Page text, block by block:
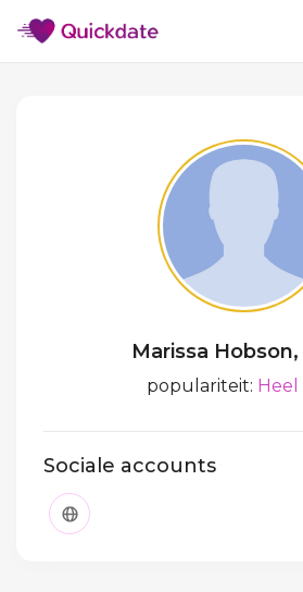
Marissa Hobson,
populariteit: Heel
Sociale accounts